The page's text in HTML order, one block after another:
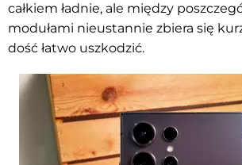
całkiem ładnie, ale między
modułami nieustannie zbiera się
dość łatwo uszkodzić.